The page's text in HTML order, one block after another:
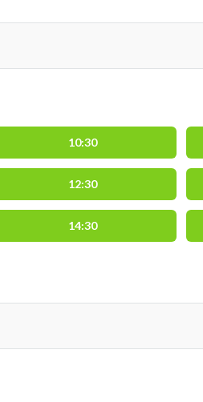
10:30
12:30
14:30